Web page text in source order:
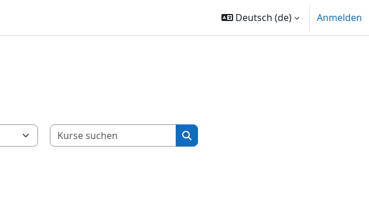
Deutsch ‎(de)‎ Anmelden
Kurse suchen
Kurse suchen